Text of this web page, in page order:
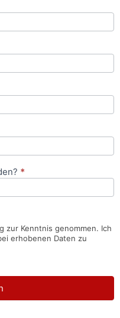
*
zur Kenntnis genommen. Ich
erhobenen Daten zu